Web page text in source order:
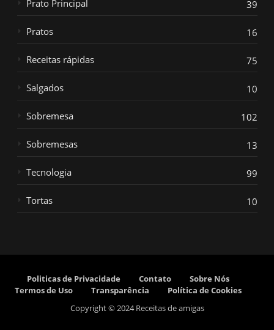
Prato Principal 39
Pratos 16
Receitas rápidas 75
Salgados 10
Sobremesa 102
Sobremesas 13
Tecnologia 99
Tortas 10
Politicas de Privacidade Contato
Sobre Nós
Termos de Uso
Transparência
Política de Cookies
Copyright © 2024 Receitas de amigas